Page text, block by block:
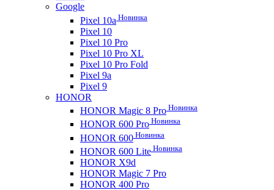
Google
Pixel 10a Новинка
Pixel 10
Pixel 10 Pro
Pixel 10 Pro XL
Pixel 10 Pro Fold
Pixel 9a
Pixel 9
HONOR
HONOR Magic 8 Pro Новинка
HONOR 600 Pro Новинка
HONOR 600 Новинка
HONOR 600 Lite Новинка
HONOR X9d
HONOR Magic 7 Pro
HONOR 400 Pro